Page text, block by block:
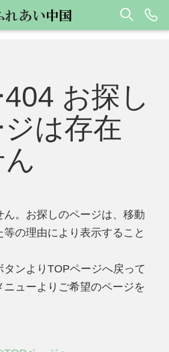
お探し
は存在
ん。お探しのページは、移動
等の理由により表示すること
ンよりTOPページへ戻って
ューよりご希望のページを